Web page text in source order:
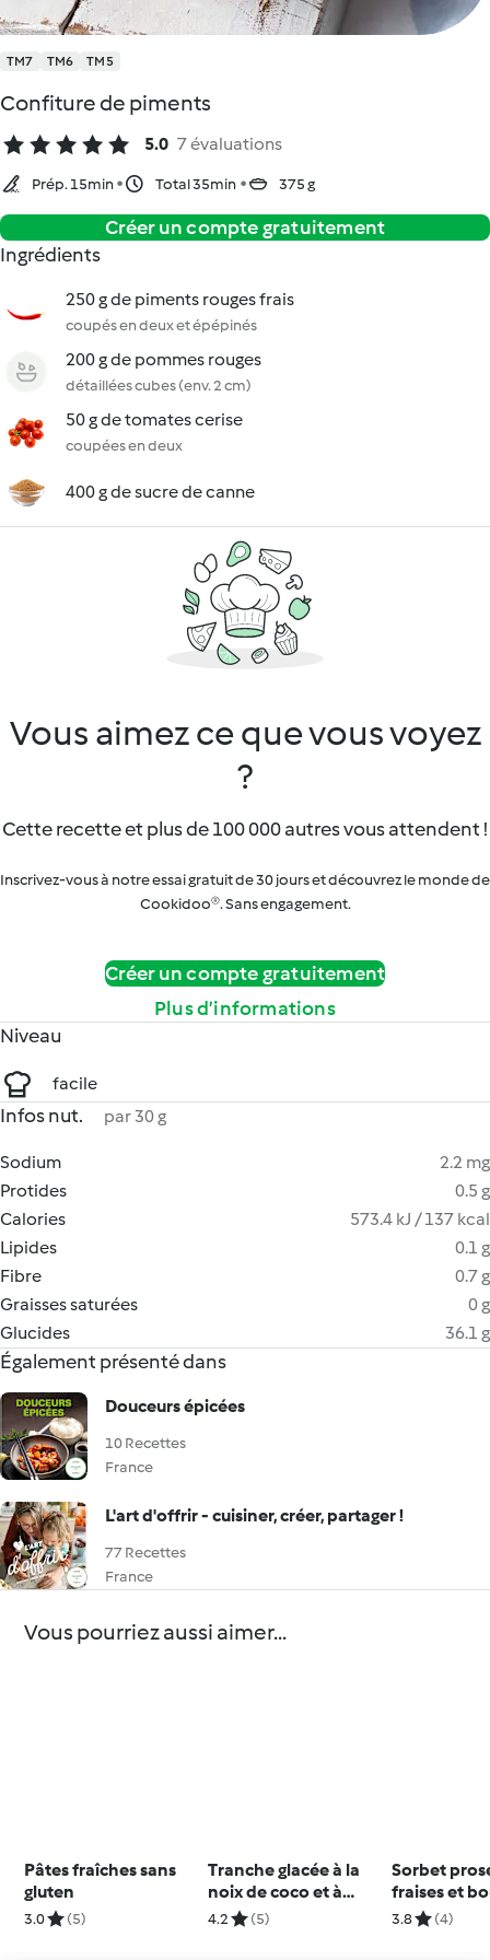
TM7 TM6 TM5
Confiture de piments
5.0 7 évaluations
Prép. 15min Total 35min 375 g
Créer un compte gratuitement
Ingrédients
250 g de piments rouges frais
coupés en deux et épépinés
200 g de pommes rouges
détaillées cubes (env. 2 cm)
50 g de tomates cerise
coupées en deux
400 g de sucre de canne
Vous aimez ce que vous voyez
?
Cette recette et plus de 100 000 autres vous attendent !
Inscrivez-vous à notre essai gratuit de 30 jours et découvrez le monde de
Cookidoo®. Sans engagement.
Créer un compte gratuitement
Plus d’informations
Niveau
facile
Infos nut. par 30 g
Sodium
2.2 mg
Protides
0.5 g
Calories
573.4 kJ / 137 kcal
Lipides
0.1 g
Fibre
0.7 g
Graisses saturées
0 g
Glucides
36.1 g
Également présenté dans
Douceurs épicées
10 Recettes
France
L'art d'offrir - cuisiner, créer, partager !
77 Recettes
France
Vous pourriez aussi aimer...
Pâtes fraîches sans
gluten
3.0 (5)
Tranche glacée à la
noix de coco et à
l'ananas
4.2 (5)
Sorbet
fraises et
noix de
3.8 (4)